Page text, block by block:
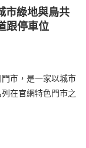
市綠地與鳥共
跟停車位
市，是一家以城市
在官網特色門市之